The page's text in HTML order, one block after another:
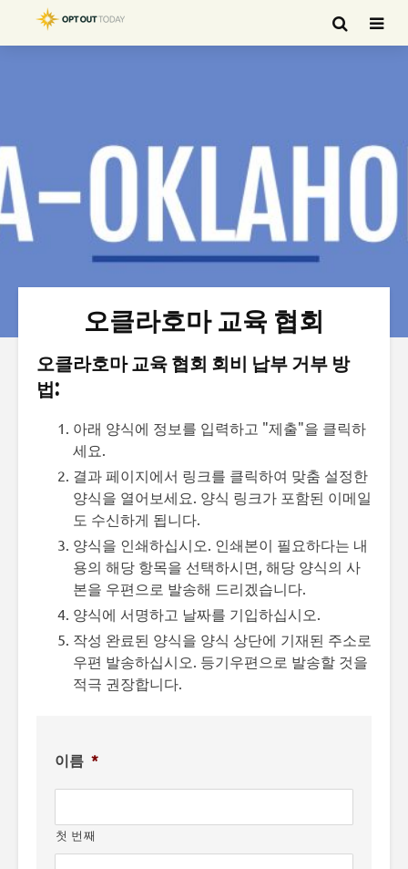
오클라호마 교육 협회
오클라호마 교육 협회 회비 납부 거부 방
법:
아래 양식에 정보를 입력하고 "제출"을 클릭하
세요.
결과 페이지에서 링크를 클릭하여 맞춤 설정한
양식을 열어보세요. 양식 링크가 포함된 이메일
도 수신하게 됩니다.
양식을 인쇄하십시오. 인쇄본이 필요하다는 내
용의 해당 항목을 선택하시면, 해당 양식의 사
본을 우편으로 발송해 드리겠습니다.
양식에 서명하고 날짜를 기입하십시오.
작성 완료된 양식을 양식 상단에 기재된 주소로
우편 발송하십시오. 등기우편으로 발송할 것을
적극 권장합니다.
이름 *
첫 번째